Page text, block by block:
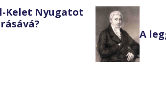
Kelet Nyugatot
A